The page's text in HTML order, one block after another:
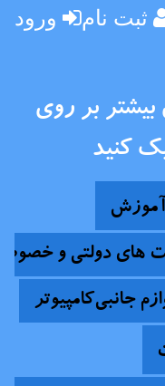
ورود ثبت نام
بر روی
کنید
آموزش
کامپیوتر